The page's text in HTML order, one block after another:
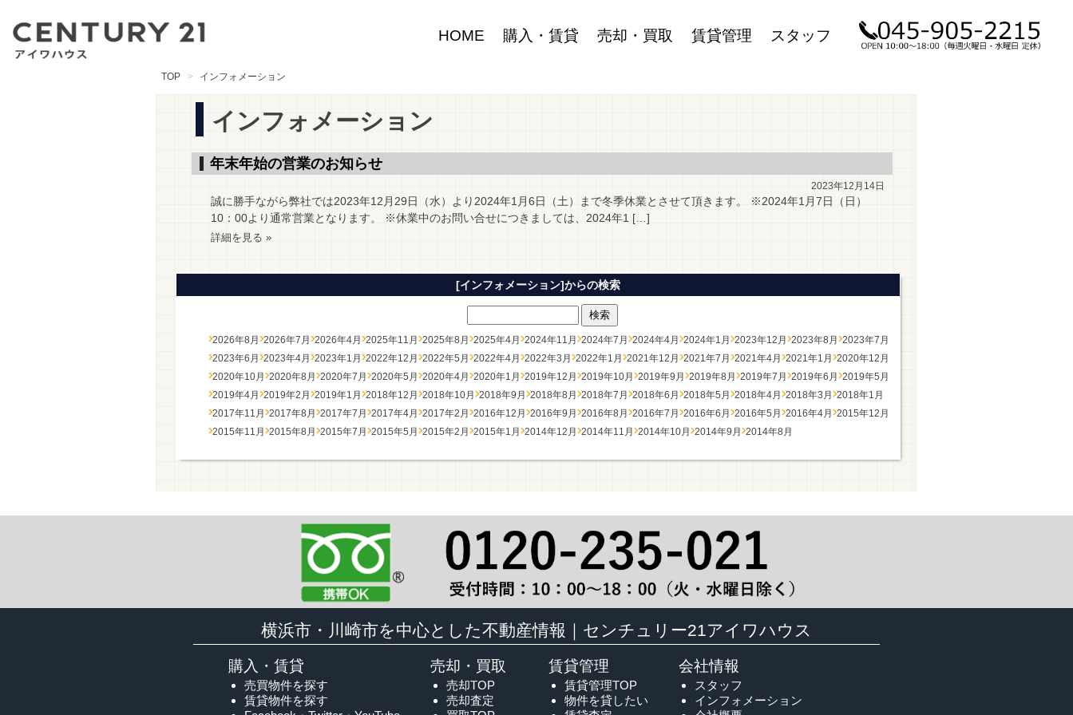
HOME 購入・賃貸 売却・買取 賃貸管理 スタッフ
TOP インフォメーション
インフォメーション
年末年始の営業のお知らせ
2023年12月14日
誠に勝手ながら弊社では2023年12月29日（水）より2024年1月6日（土）まで冬季休業とさせて頂きます。 ※2024年1月7日（日）
10：00より通常営業となります。 ※休業中のお問い合せにつきましては、2024年1 […]
詳細を見る »
[インフォメーション]からの検索
2026年8月 2026年7月 2026年4月 2025年11月 2025年8月 2025年4月 2024年11月 2024年7月 2024年4月 2024年1月 2023年12月 2023年8月 2023年7月
2023年6月 2023年4月 2023年1月 2022年12月 2022年5月 2022年4月 2022年3月 2022年1月 2021年12月 2021年7月 2021年4月 2021年1月 2020年12月
2020年10月 2020年8月 2020年7月 2020年5月 2020年4月 2020年1月 2019年12月 2019年10月 2019年9月 2019年8月 2019年7月 2019年6月 2019年5月
2019年4月 2019年2月 2019年1月 2018年12月 2018年10月 2018年9月 2018年8月 2018年7月 2018年6月 2018年5月 2018年4月 2018年3月 2018年1月
2017年11月 2017年8月 2017年7月 2017年4月 2017年2月 2016年12月 2016年9月 2016年8月 2016年7月 2016年6月 2016年5月 2016年4月 2015年12月
2015年11月 2015年8月 2015年7月 2015年5月 2015年2月 2015年1月 2014年12月 2014年11月 2014年10月 2014年9月 2014年8月
横浜市・川崎市を中心とした不動産情報｜センチュリー21アイワハウス
購入・賃貸
売買物件を探す
賃貸物件を探す
売却・買取
売却TOP
売却査定
賃貸管理
賃貸管理TOP
物件を貸したい
会社情報
スタッフ
インフォメーション